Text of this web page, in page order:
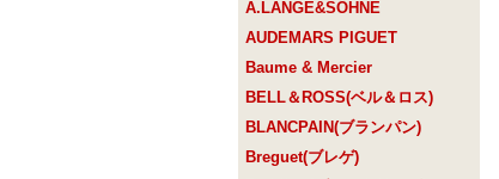
A.LANGE&SÖHNE
AUDEMARS PIGUET
Baume & Mercier
BELL＆ROSS(ベル＆ロス)
BLANCPAIN(ブランパン)
Breguet(ブレゲ)